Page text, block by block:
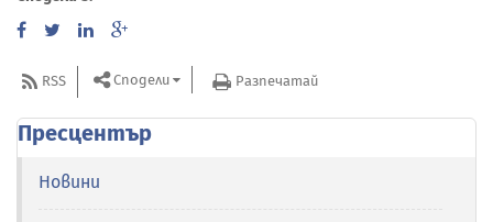
RSS Сподели Разпечатай
Пресцентър
Новини